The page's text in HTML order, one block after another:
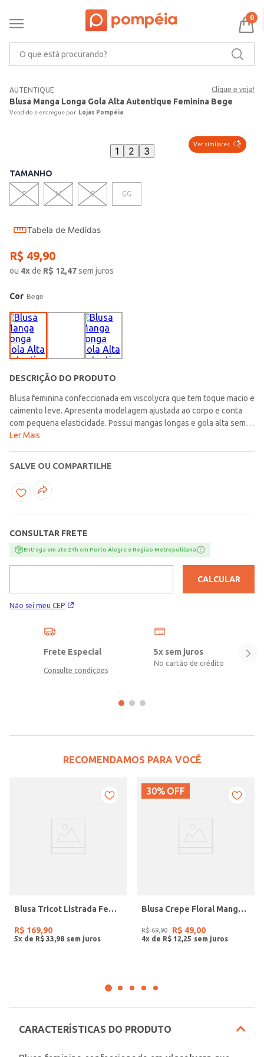
0
AUTENTIQUE Clique e veja!
Blusa Manga Longa Gola Alta Autentique Feminina Bege
Lojas Pompéia
Ver similares
1 2 3
TAMANHO
P M G GG
Tabela de Medidas
R$ 49,90
ou 4xde R$ 12,47sem juros
Cor Bege
DESCRIÇÃO DO PRODUTO
Blusa feminina confeccionada em viscolycra que tem toque macio e
caimento leve. Apresenta modelagem ajustada ao corpo e conta
com pequena elasticidade. Possui mangas longas e gola alta sem
costura. Os acabamentos da barra são simples. Ideal para dias mais
Ler Mais
SALVE OU COMPARTILHE
CONSULTAR FRETE
Entrega em ate 24h em Porto Alegre e Regiao Metropolitana
Não sei meu CEP
CALCULAR
Frete Especial
Consulte condições
5x sem juros
No cartão de crédito
RECOMENDAMOS PARA VOCÊ
Blusa Tricot Listrada Feminina BRANCO/BRANCO/PRETO
R$ 169,90
5x de R$ 33 98
30% OFF
Blusa Crepe Floral Manga Longa Feminina AZUL
R$ 69,90 R$ 49,00
4x de R$ 12 25
CARACTERÍSTICAS DO PRODUTO